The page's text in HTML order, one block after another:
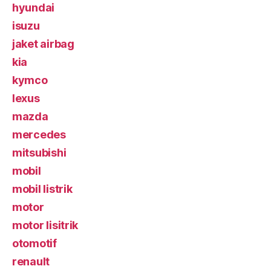
hyundai
isuzu
jaket airbag
kia
kymco
lexus
mazda
mercedes
mitsubishi
mobil
mobil listrik
motor
motor lisitrik
otomotif
renault